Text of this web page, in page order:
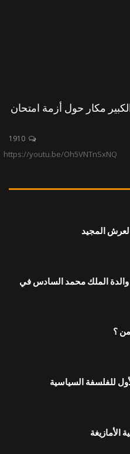
مكار حول أزمة امتحان
https://youtu.be/Oh5VNTnSxNQ
المجيد
.. والدة الملك محمد السادس في
من ؟
للفلسفة السياسية
الأمازيغة